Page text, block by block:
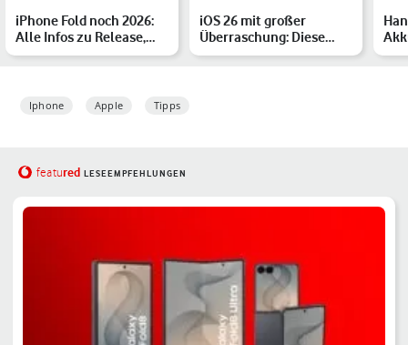
iPhone Fold noch 2026:
Alle Infos zu Release,
Preis und Specs
iOS 26 mit großer
Überraschung: Diese
iPhones laden bald
Iphone Apple Tipps
featured LESEEMPFEHLUNGEN